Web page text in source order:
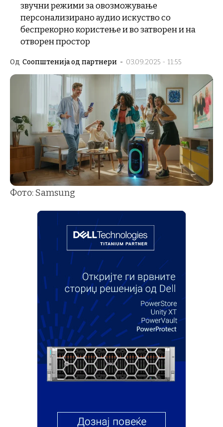
звучни режими за овозможување
персонализирано аудио искуство со
беспрекорно користење и во затворен и на
отворен простор
Од Соопштенија од партнери - 03.09.2025 - 11:55
Фото: Samsung